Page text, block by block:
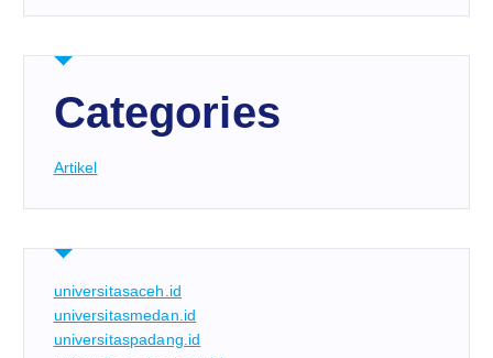
Categories
Artikel
universitasaceh.id
universitasmedan.id
universitaspadang.id